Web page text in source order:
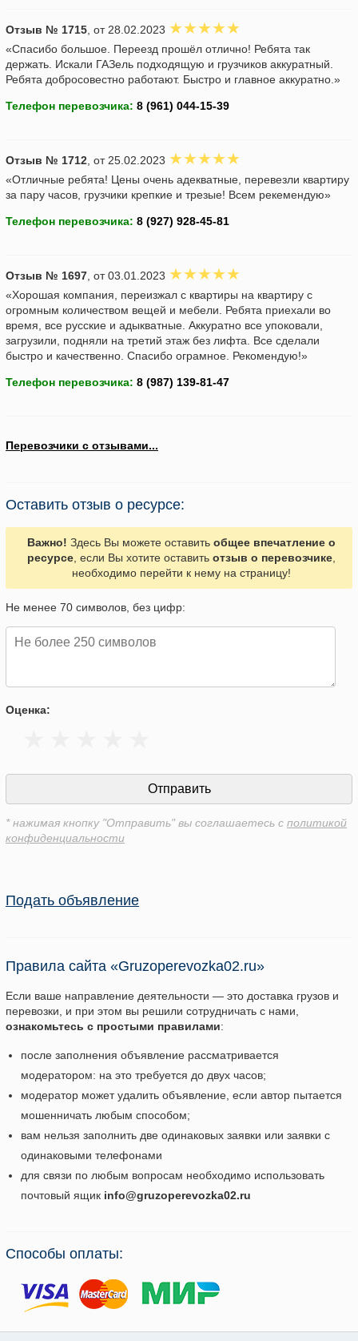
Отзыв № 1715 , от 28.02.2023
«Спасибо большое. Переезд прошёл отлично! Ребята так
держать. Искали ГАЗель подходящую и грузчиков аккуратный.
Ребята добросовестно работают. Быстро и главное аккуратно.»
Телефон перевозчика:
Отзыв № 1712 , от 25.02.2023
«Отличные ребята! Цены очень адекватные, перевезли квартиру
за пару часов, грузчики крепкие и трезые! Всем рекемендую»
Телефон перевозчика:
Отзыв № 1697 , от 03.01.2023
«Хорошая компания, переизжал с квартиры на квартиру с
огромным количеством вещей и мебели. Ребята приехали во
время, все русские и адыкватные. Аккуратно все упоковали,
загрузили, подняли на третий этаж без лифта. Все сделали
быстро и качественно. Спасибо ограмное. Рекомендую!»
Телефон перевозчика:
Перевозчики с отзывами...
Оставить отзыв о ресурсе:
Важно! Здесь Вы можете оставить общее впечатление о
ресурсе, если Вы хотите оставить отзыв о перевозчике,
необходимо перейти к нему на страницу!
Не менее 70 символов, без цифр:
Оценка:
* нажимая кнопку "Отправить" вы соглашаетесь с политикой
конфиденциальности
Подать объявление
Правила сайта «Gruzoperevozka02.ru»
Если ваше направление деятельности — это доставка грузов и
перевозки, и при этом вы решили сотрудничать с нами,
ознакомьтесь с простыми правилами:
после заполнения объявление рассматривается
модератором: на это требуется до двух часов;
модератор может удалить объявление, если автор пытается
мошенничать любым способом;
вам нельзя заполнить две одинаковых заявки или заявки с
одинаковыми телефонами
для связи по любым вопросам необходимо использовать
почтовый ящик info@gruzoperevozka02.ru
Способы оплаты: